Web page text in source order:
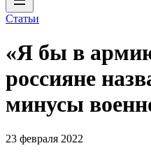
Статьи
«Я бы в
россияне
минусы
23 февраля 2022